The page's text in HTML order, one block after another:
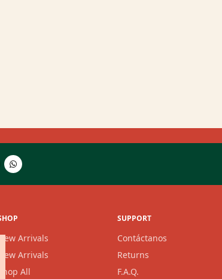
Arrivals
New Arrivals
Shop All
SUPPORT
Contáctanos
Returns
F.A.Q.